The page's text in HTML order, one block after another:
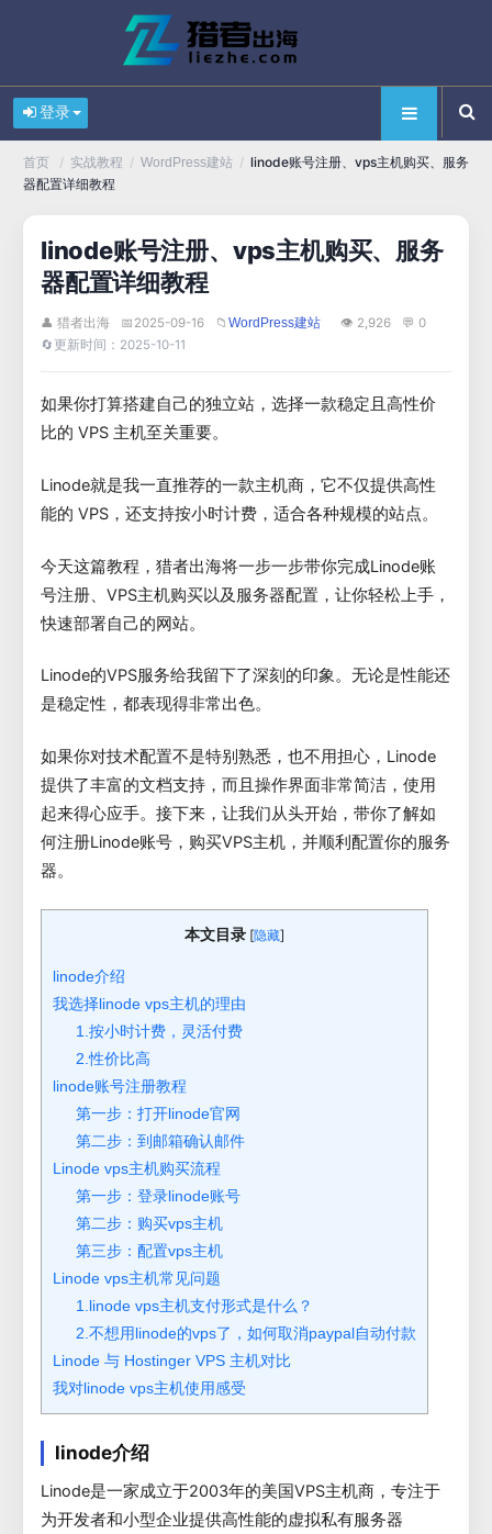
登录
首页 / 实战教程 / WordPress建站 / linode账号注册、vps主机购买、服务
器配置详细教程
linode账号注册、vps主机购买、服务
器配置详细教程
👤 猎者出海 📅 2025-09-16 📁 WordPress建站 👁 2,926
💬 0
🔄更新时间：2025-10-11
如果你打算搭建自己的独立站，选择一款稳定且高性价
比的 VPS 主机至关重要。
Linode就是我一直推荐的一款主机商，它不仅提供高性
能的 VPS，还支持按小时计费，适合各种规模的站点。
今天这篇教程，猎者出海将一步一步带你完成Linode账
号注册、VPS主机购买以及服务器配置，让你轻松上手，
快速部署自己的网站。
Linode的VPS服务给我留下了深刻的印象。无论是性能还
是稳定性，都表现得非常出色。
如果你对技术配置不是特别熟悉，也不用担心，Linode
提供了丰富的文档支持，而且操作界面非常简洁，使用
起来得心应手。接下来，让我们从头开始，带你了解如
何注册Linode账号，购买VPS主机，并顺利配置你的服务
器。
本文目录 [隐藏]
linode介绍
我选择linode vps主机的理由
1.按小时计费，灵活付费
2.性价比高
linode账号注册教程
第一步：打开linode官网
第二步：到邮箱确认邮件
Linode vps主机购买流程
第一步：登录linode账号
第二步：购买vps主机
第三步：配置vps主机
Linode vps主机常见问题
1.linode vps主机支付形式是什么？
2.不想用linode的vps了，如何取消paypal自动付款
Linode 与 Hostinger VPS 主机对比
我对linode vps主机使用感受
linode介绍
Linode是一家成立于2003年的美国VPS主机商，专注于
为开发者和小型企业提供高性能的虚拟私有服务器